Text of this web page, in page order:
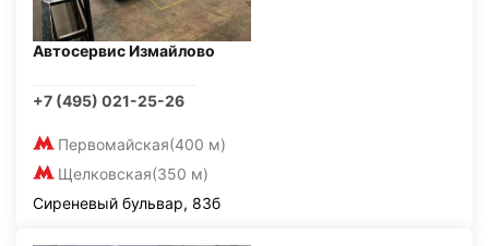
Автосервис Измайлово
+7 (495) 021-25-26
Первомайская(400 м)
Щелковская(350 м)
Сиреневый бульвар, 83б